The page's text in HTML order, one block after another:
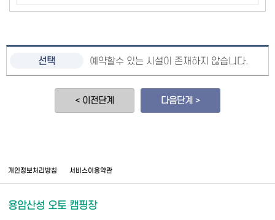
예약할수 있는 시설이 존재하지 않습니다.
< 이전단계 다음단계 >
개인정보처리방침 서비스이용약관
용암산성 오토 캠핑장